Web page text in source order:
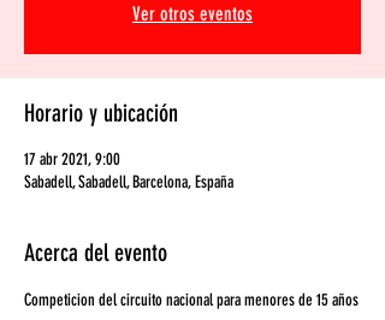
Ver otros eventos
Horario y ubicación
17 abr 2021, 9:00
Sabadell, Sabadell, Barcelona, España
Acerca del evento
Competicion del circuito nacional para menores de 15 años